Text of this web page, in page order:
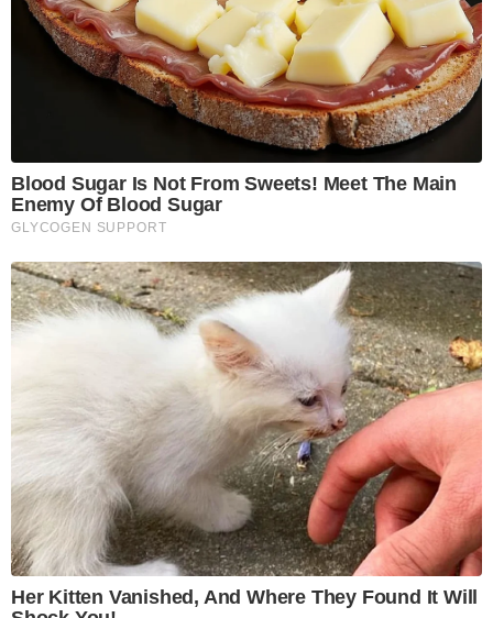
Blood Sugar Is Not From Sweets! Meet The Main
Enemy Of Blood Sugar
GLYCOGEN SUPPORT
Her Kitten Vanished, And Where They Found It Will